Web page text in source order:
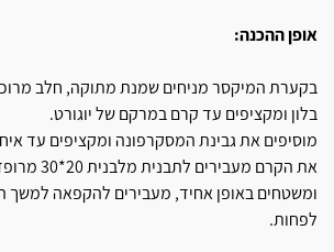
אופן ההכנה:
בקערת המיקסר מניחים שמנת מתוקה, חלב מרוכז
בלון ומקציפים עד קרם במרקם של יוגורט.
מוסיפים את גבינת המסקרפונה ומקציפים עד
את הקרם
לפחות.